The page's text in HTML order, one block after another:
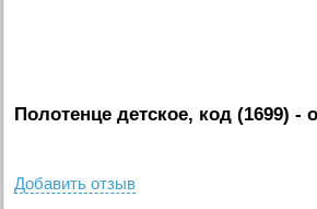
Полотенце детское, код (1699) -
Добавить отзыв